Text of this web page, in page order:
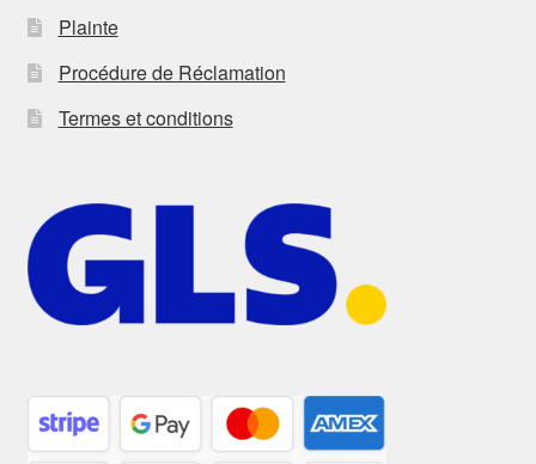
Plainte
Procédure de Réclamation
Termes et conditions